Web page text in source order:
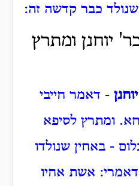
כבר קדשה זה:
יוחנן ומתרץ
- דאמר חייבי
ומתרץ לסיפא
- באחין שנולדו
אשת אחיו